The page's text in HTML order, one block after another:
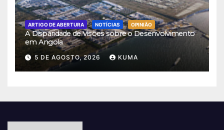
ARTIGO DE ABERTURA NOTÍCIAS OPINIÃO
A Disparidade de Visões sobre o Desenvolvimento
em Angola
5 DE AGOSTO, 2026 KUMA